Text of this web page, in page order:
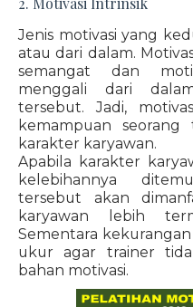
Jenis motivasi yang
atau dari dalam.
semangat dan
menggali dari
tersebut. Jadi,
kemampuan
karakter karyawan.
Apabila karakter
kelebihannya
tersebut akan
karyawan lebih
Sementara
ukur agar trainer
bahan motivasi.